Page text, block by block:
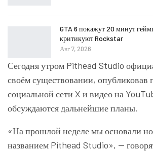
GTA 6 покажут 20 минут
критикуют Rockstar
Авг 7, 2026
Сегодня утром Pithead Studio
своём существовании, опубликовав
социальной сети X и видео на
обсуждаются дальнейшие планы.
«На прошлой неделе мы основали
названием Pithead Studio», —